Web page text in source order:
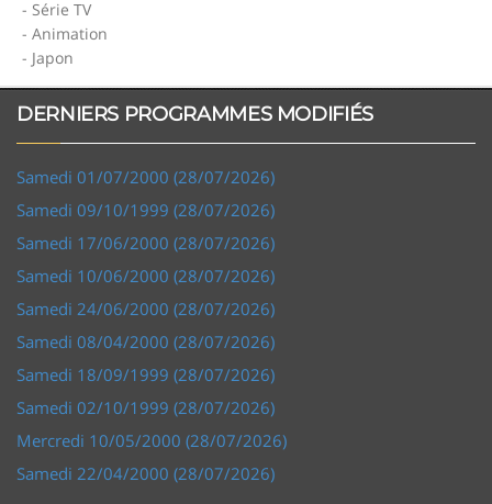
- Série TV
- Animation
- Japon
DERNIERS PROGRAMMES MODIFIÉS
Samedi 01/07/2000 (28/07/2026)
Samedi 09/10/1999 (28/07/2026)
Samedi 17/06/2000 (28/07/2026)
Samedi 10/06/2000 (28/07/2026)
Samedi 24/06/2000 (28/07/2026)
Samedi 08/04/2000 (28/07/2026)
Samedi 18/09/1999 (28/07/2026)
Samedi 02/10/1999 (28/07/2026)
Mercredi 10/05/2000 (28/07/2026)
Samedi 22/04/2000 (28/07/2026)